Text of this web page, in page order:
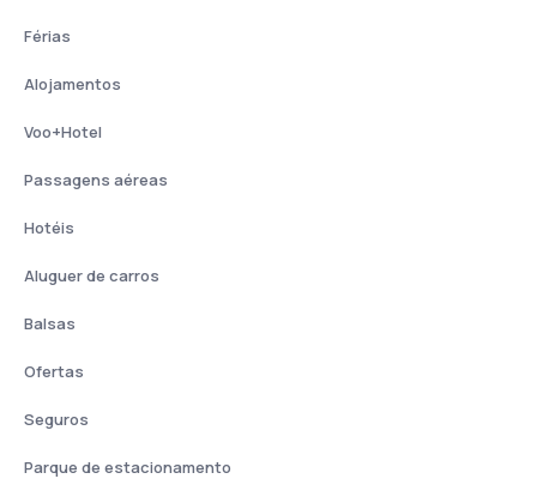
Férias
Alojamentos
Voo+Hotel
Passagens aéreas
Hotéis
Aluguer de carros
Balsas
Ofertas
Seguros
Parque de estacionamento